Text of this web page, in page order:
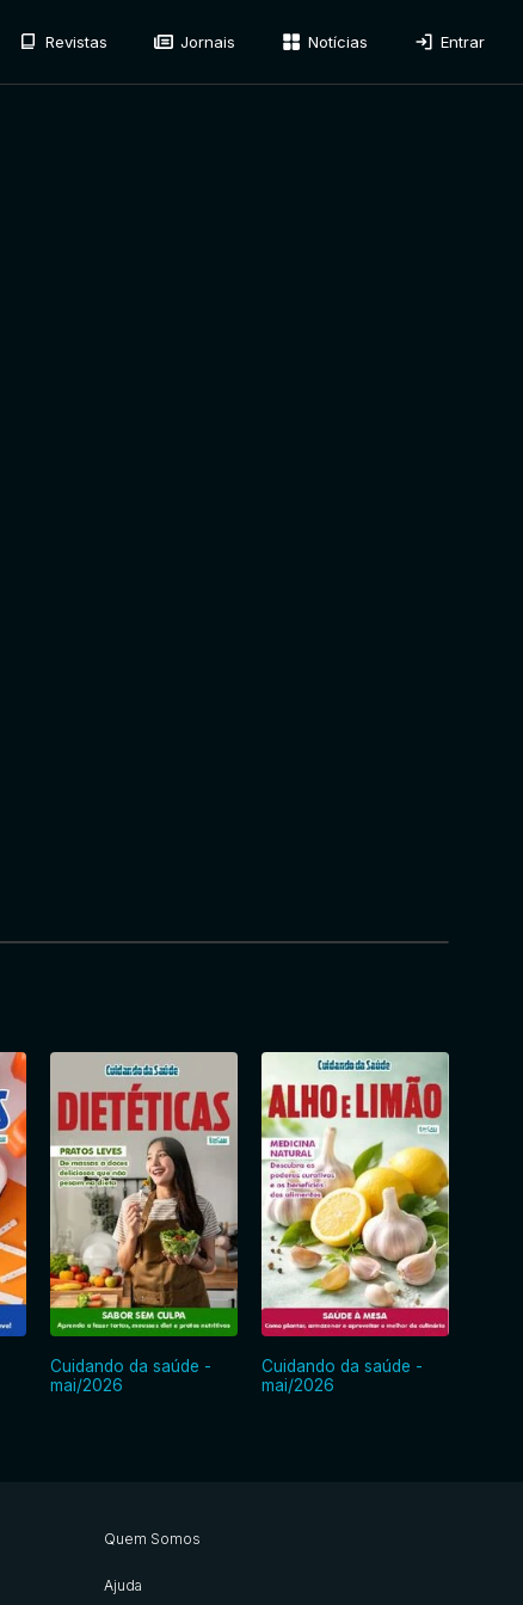
Revistas Jornais Notícias Entrar
Cuidando da saúde -
mai/2026
Cuidando da saúde -
mai/2026
Quem Somos
Ajuda